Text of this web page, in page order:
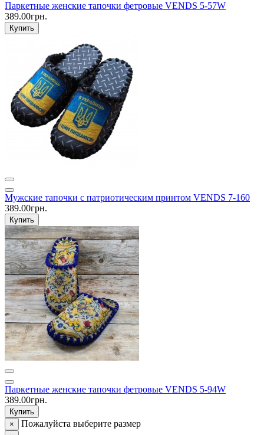
Паркетные женские тапочки фетровые VENDS 5-57W
389.00грн.
Купить
Мужские тапочки с патриотическим принтом VENDS 7-160
389.00грн.
Купить
Паркетные женские тапочки фетровые VENDS 5-94W
389.00грн.
Купить
×
Пожалуйста выберите размер